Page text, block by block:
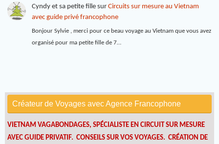
Cyndy et sa petite fillesur Circuits sur mesure au Vietnam
avec guide privé francophone
Bonjour Sylvie , merci pour ce beau voyage au Vietnam que vous avez
organisé pour ma petite fille de 7…
Créateur de Voyages avec Agence Francophone
VIETNAM VAGABONDAGES, SPÉCIALISTE EN CIRCUIT SUR MESURE
AVEC GUIDE PRIVATIF. CONSEILS SUR VOS VOYAGES. CRÉATION DE